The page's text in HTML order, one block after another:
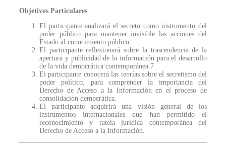
Objetivos Particulares
El participante analizará el secreto como instrumento del
poder público para mantener invisible las acciones del
Estado al conocimiento público.
El participante reflexionará sobre la trascendencia de la
apertura y publicidad de la información para el desarrollo
de la vida democrática contemporánea.7
El participante conocerá las teorías sobre el secretismo del
poder político, para comprender la importancia del
Derecho de Acceso a la Información en el proceso de
consolidación democrática.
El participante adquirirá una visión general de los
instrumentos internacionales que han permitido el
reconocimiento y tutela jurídica contemporánea del
Derecho de Acceso a la Información.